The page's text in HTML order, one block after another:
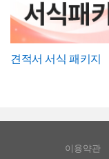
견적서 서식 패키지
이용약관